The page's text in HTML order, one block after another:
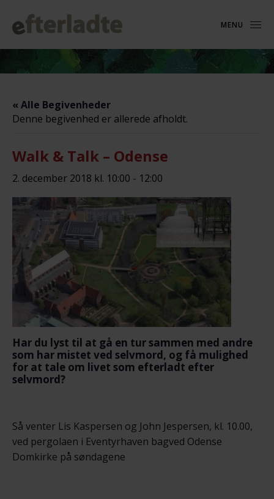
MENU
« Alle Begivenheder
Denne begivenhed er allerede afholdt.
Walk & Talk – Odense
2. december 2018 kl. 10:00 - 12:00
Har du lyst til at gå en tur sammen med andre
som har mistet ved selvmord, og få mulighed
for at tale om livet som efterladt efter
selvmord?
Så venter Lis Kaspersen og John Jespersen, kl. 10.00,
ved pergolaen i Eventyrhaven bagved Odense
Domkirke på søndagene